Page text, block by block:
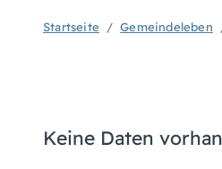
Startseite Gemeindeleben
Keine Daten